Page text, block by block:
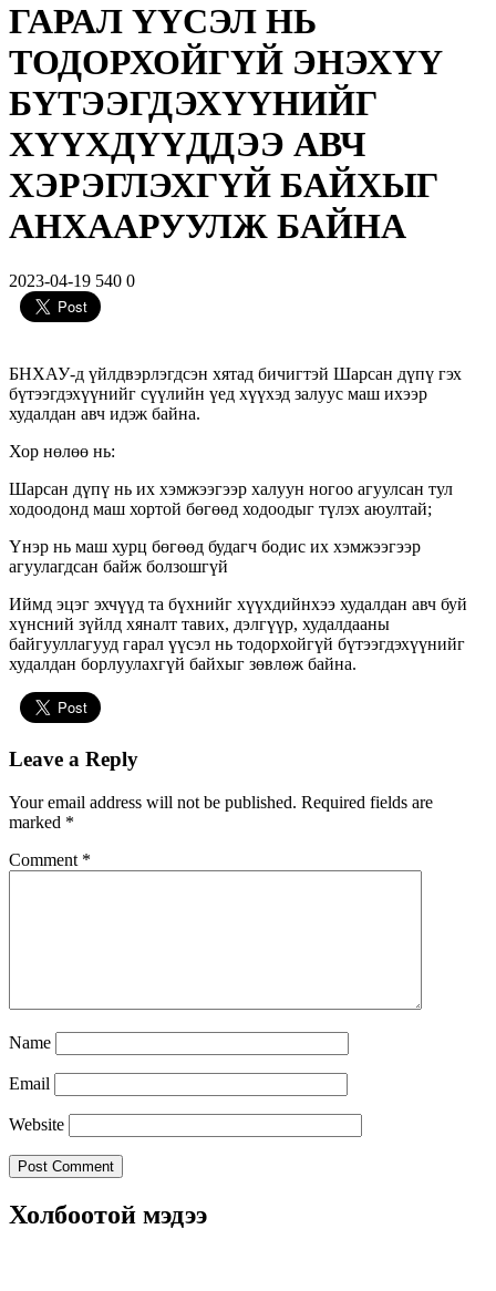
ГАРАЛ ҮҮСЭЛ НЬ
ТОДОРХОЙГҮЙ ЭНЭХҮҮ
БҮТЭЭГДЭХҮҮНИЙГ
ХҮҮХДҮҮДДЭЭ АВЧ
ХЭРЭГЛЭХГҮЙ БАЙХЫГ
АНХААРУУЛЖ БАЙНА
2023-04-19 540 0
БНХАУ-д үйлдвэрлэгдсэн хятад бичигтэй Шарсан дүпү гэх
бүтээгдэхүүнийг сүүлийн үед хүүхэд залуус маш ихээр
худалдан авч идэж байна.
Хор нөлөө нь:
Шарсан дүпү нь их хэмжээгээр халуун ногоо агуулсан тул
ходоодонд маш хортой бөгөөд ходоодыг түлэх аюултай;
Үнэр нь маш хурц бөгөөд будагч бодис их хэмжээгээр
агуулагдсан байж болзошгүй
Иймд эцэг эхчүүд та бүхнийг хүүхдийнхээ худалдан авч буй
хүнсний зүйлд хяналт тавих, дэлгүүр, худалдааны
байгууллагууд гарал үүсэл нь тодорхойгүй бүтээгдэхүүнийг
худалдан борлуулахгүй байхыг зөвлөж байна.
Leave a Reply
Your email address will not be published. Required fields are
marked *
Comment *
Name
Email
Website
Холбоотой мэдээ